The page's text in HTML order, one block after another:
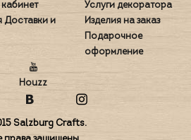
Доставки и
Услуги декоратора
Изделия на заказ
Подарочное
оформление
Houzz
Salzburg Crafts.